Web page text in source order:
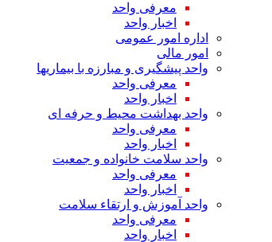
معرفی واحد
اخبار واحد
اداره امور عمومی
امور مالی
واحد پیشگیری و مبارزه با بیماریها
معرفی واحد
اخبار واحد
واحد بهداشت محیط و حرفه ای
معرفی واحد
اخبار واحد
واحد سلامت خانواده و جمعیت
معرفی واحد
اخبار واحد
واحد آموزش و ارتقاء سلامت
معرفی واحد
اخبار واحد